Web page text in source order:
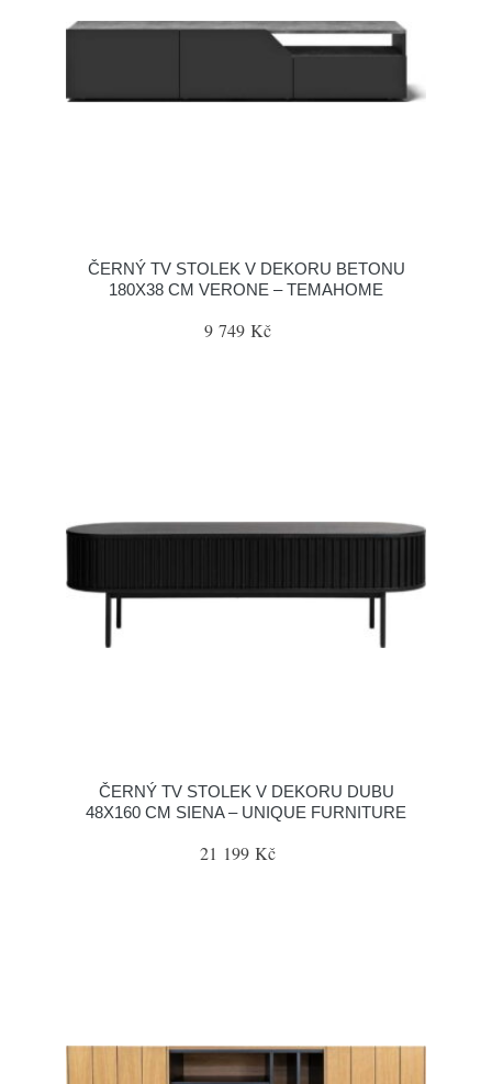
ČERNÝ TV STOLEK V DEKORU BETONU
180X38 CM VERONE – TEMAHOME
9 749 Kč
ČERNÝ TV STOLEK V DEKORU DUBU
48X160 CM SIENA – UNIQUE FURNITURE
21 199 Kč